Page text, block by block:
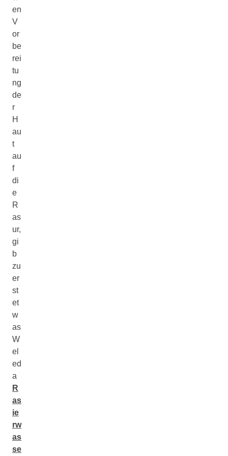
en
V
or
be
rei
tu
ng
de
r
H
au
t
au
f
di
e
R
as
ur,
gi
b
zu
er
st
et
w
as
W
el
ed
a
R
as
ie
rw
as
se